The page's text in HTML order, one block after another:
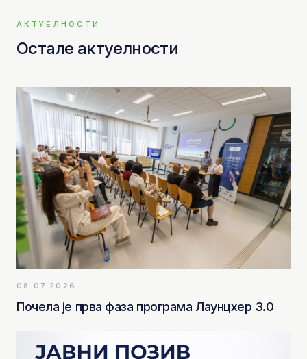
АКТУЕЛНОСТИ
Остале актуелности
08.07.2026.
Почела је прва фаза програма Лаунцхер 3.0